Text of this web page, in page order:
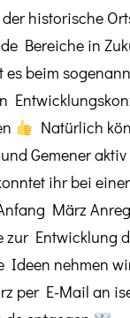
historische
Bereiche in
es beim
Natürlich
Gemener
ihr bei
März
zur Entwicklung
Ideen nehmen
per E-Mail an